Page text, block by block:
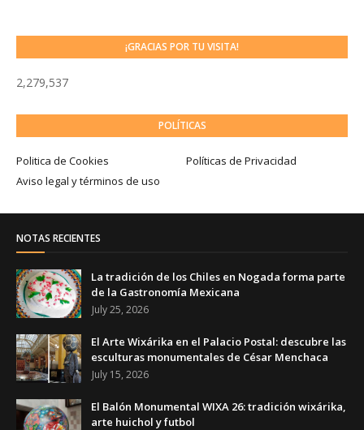
¡GRACIAS POR TU VISITA!
2,279,537
POLÍTICAS
Politica de Cookies
Políticas de Privacidad
Aviso legal y términos de uso
NOTAS RECIENTES
La tradición de los Chiles en Nogada forma parte
de la Gastronomía Mexicana
July 25, 2026
El Arte Wixárika en el Palacio Postal: descubre las
esculturas monumentales de César Menchaca
July 15, 2026
El Balón Monumental WIXA 26: tradición wixárika,
arte huichol y futbol